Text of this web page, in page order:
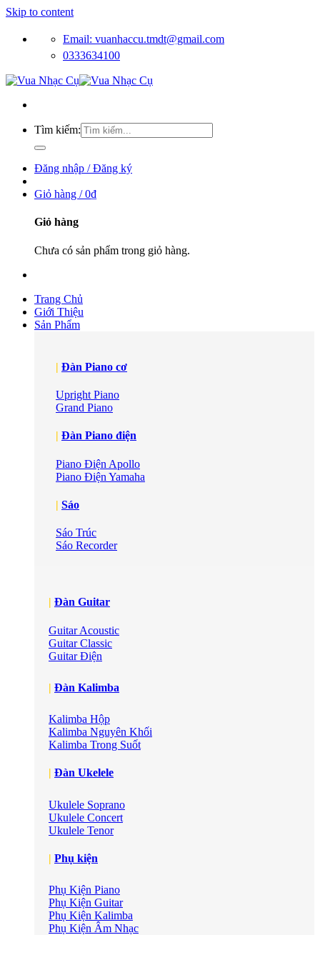
Skip to content
Email: vuanhaccu.tmdt@gmail.com
0333634100
Tìm kiếm:
Đăng nhập / Đăng ký
Giỏ hàng /0₫
Giỏ hàng
Chưa có sản phẩm trong giỏ hàng.
Trang Chủ
Giới Thiệu
Sản Phẩm
| Đàn Piano cơ
Upright Piano
Grand Piano
| Đàn Piano điện
Piano Điện Apollo
Piano Điện Yamaha
| Sáo
Sáo Trúc
Sáo Recorder
| Đàn Guitar
Guitar Acoustic
Guitar Classic
Guitar Điện
| Đàn Kalimba
Kalimba Hộp
Kalimba Nguyên Khối
Kalimba Trong Suốt
Đàn Ukelele
Ukulele Soprano
Ukulele Concert
Ukulele Tenor
| Phụ kiện
Phụ Kiện Piano
Phụ Kiện Guitar
Phụ Kiện Kalimba
Phụ Kiện Âm Nhạc